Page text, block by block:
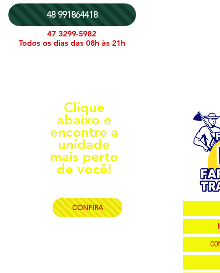
47 3299-5982
Todos os dias das 08h às 21h
48 991864418
Clique
abaixo e
encontre a
unidade
mais perto
de você!
CONFIRA